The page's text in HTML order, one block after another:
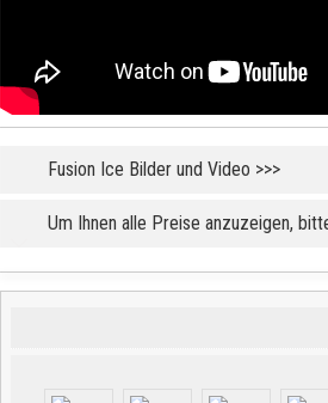
Fusion Ice Bilder und Video >>>
Um Ihnen alle Preise anzuzeigen,